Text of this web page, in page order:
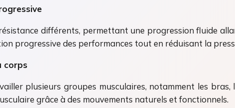
différents, permettant une progression fluide
progressive des performances tout en réduisant la
corps
plusieurs groupes musculaires, notamment les
grâce à des mouvements naturels et fonctionnels.